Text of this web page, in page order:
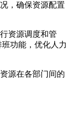
，确保资源配置
资源调度和管
功能，优化人力
源在各部门间的